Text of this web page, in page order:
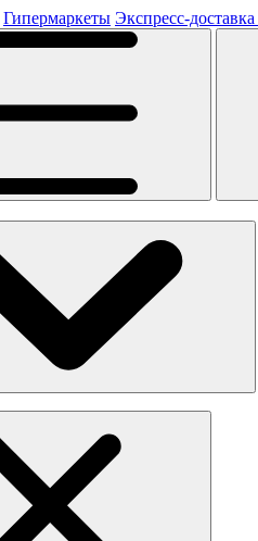
Гипермаркеты Экспресс-доставка